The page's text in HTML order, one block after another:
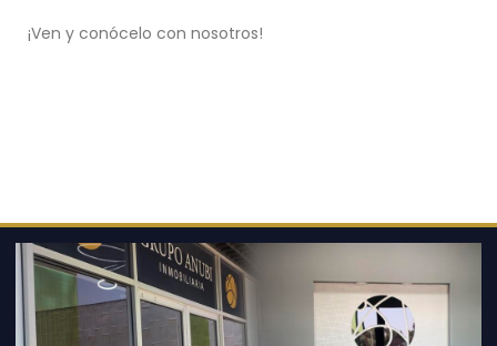
¡Ven y conócelo con nosotros!